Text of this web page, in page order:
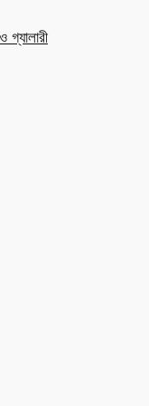
গ্যালারী